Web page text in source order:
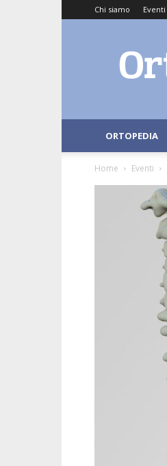
Chi siamo Eventi
e
Sanitari
ORTOPEDIA
Home Eventi